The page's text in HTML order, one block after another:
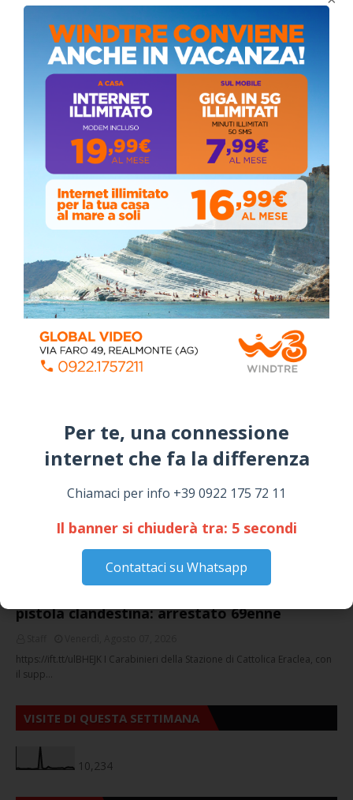
Per te, una connessione
internet che fa la differenza​
Chiamaci per info +39 0922 175 72 11
Il banner si chiuderà tra: 4 secondi
Contattaci su Whatsapp
ai cittadini
Domenica, Novembre 22, 2020
Circolo della stampa, terzo appuntamento
con il giornalista Giacinto Pipitone
Martedì, Agosto 04, 2026
Elezioni a Siculiana, in testa candidato
sindaco Zambito
Lunedì, Ottobre 05, 2020
📅 ESTATE MEDITERRANEA 2026 – COMUNE DI
SICULIANA
July 24, 2026
Siculiana, concerto del 1° Maggio 2026 in
Piazza Umberto I: arrivano I Cugini di
Campagna
April 14, 2026
I “TEPPISTI DEI SOGNI” IN CONCERTO A
NOTIZIE
Cattolica Eraclea, minaccia la nipote con una
pistola clandestina: arrestato 69enne
https://ift.tt/ulBHEJK I Carabinieri della Stazione di Cattolica Eraclea, con
il supp…
VISITE DI QUESTA SETTIMANA
10,234